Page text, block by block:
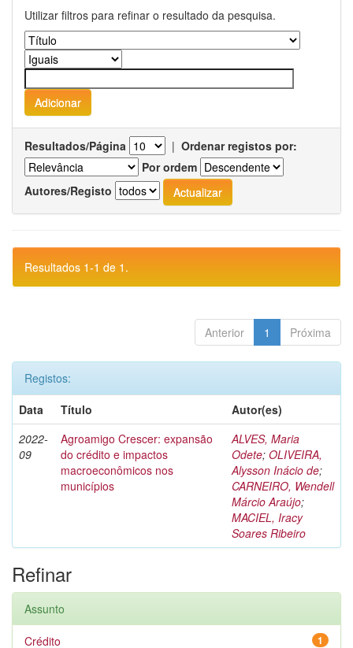
Utilizar filtros para refinar o resultado da pesquisa.
Resultados/Página | Ordenar registos por:
Por ordem
Autores/Registo
Resultados 1-1 de 1.
Anterior 1 Próxima
Registos:
Data
Título
Autor(es)
2022-
09
Agroamigo Crescer: expansão
do crédito e impactos
macroeconômicos nos
municípios
ALVES, Maria
Odete; OLIVEIRA,
Alysson Inácio de;
CARNEIRO, Wendell
Márcio Araújo;
MACIEL, Iracy
Soares Ribeiro
Refinar
Assunto
1
Crédito